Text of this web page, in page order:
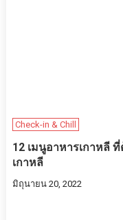
Check-in & Chill
12 เมนูอาหารเกาหลี
เกาหลี
มิถุนายน 20, 2022